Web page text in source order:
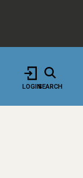
LOGINSEARCH